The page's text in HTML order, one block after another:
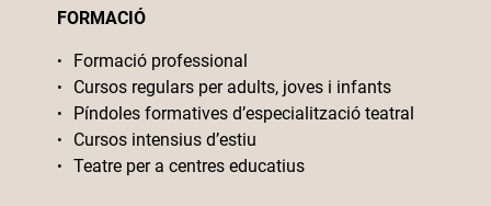
FORMACIÓ
Formació professional
Cursos regulars per adults, joves i infants
Píndoles formatives d’especialització teatral
Cursos intensius d’estiu
Teatre per a centres educatius